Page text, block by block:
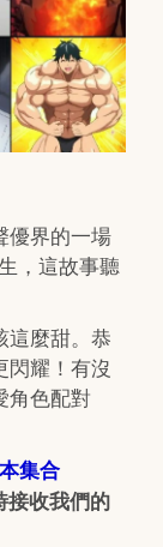
優界的一場
，這故事聽
這麼甜。恭
閃耀！有沒
角色配對
集合
接收我們的